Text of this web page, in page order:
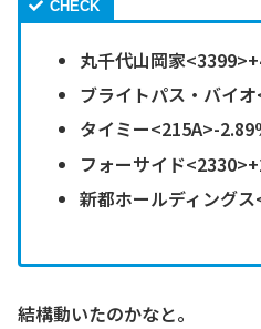
丸千代山岡家
ブライトパス・バイ
タイミー<215A>-
フォーサイド
新都ホールディング
結構動いたのかなと。